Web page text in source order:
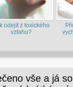
odejít z toxického
vztahu?
vše a já